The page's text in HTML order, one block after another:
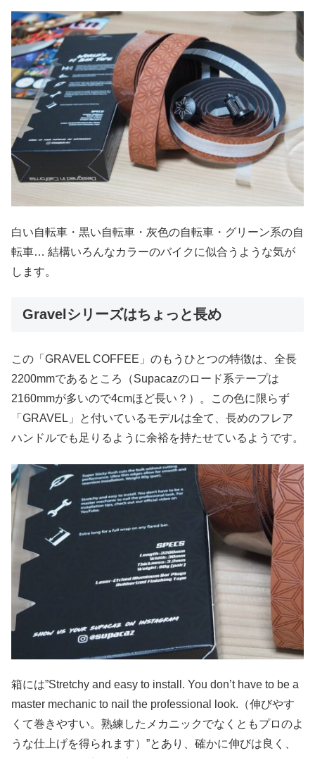
白い自転車・黒い自転車・灰色の自転車・グリーン系の自
転車… 結構いろんなカラーのバイクに似合うような気が
します。
Gravelシリーズはちょっと長め
この「GRAVEL COFFEE」のもうひとつの特徴は、全長
2200mmであるところ（Supacazのロード系テープは
2160mmが多いので4cmほど長い？）。この色に限らず
「GRAVEL」と付いているモデルは全て、長めのフレア
ハンドルでも足りるように余裕を持たせているようです。
箱には”Stretchy and easy to install. You don’t have to be a
master mechanic to nail the professional look.（伸びやす
くて巻きやすい。熟練したメカニックでなくともプロのよ
うな仕上げを得られます）”とあり、確かに伸びは良く、